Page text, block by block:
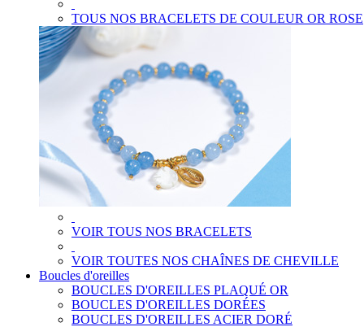
TOUS NOS BRACELETS DE COULEUR OR ROSE
VOIR TOUS NOS BRACELETS
VOIR TOUTES NOS CHAÎNES DE CHEVILLE
Boucles d'oreilles
BOUCLES D'OREILLES PLAQUÉ OR
BOUCLES D'OREILLES DORÉES
BOUCLES D'OREILLES ACIER DORÉ